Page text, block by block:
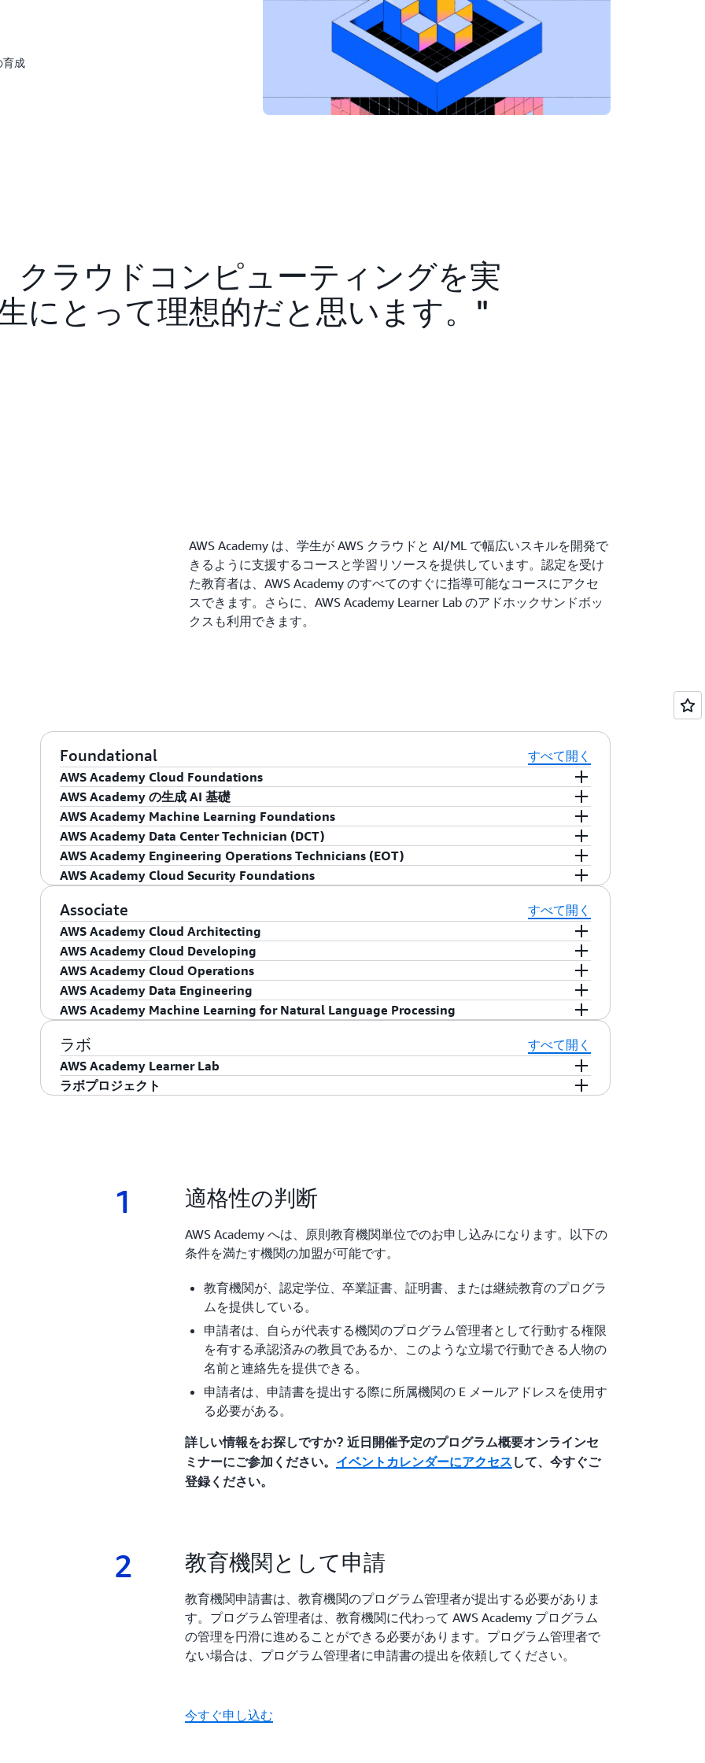
育成
クラウドコンピューティングを実
にとって理想的だと思います。
AWS Academy は、学生が AWS クラウドと AI/ML で幅広いスキルを開発で
きるように支援するコースと学習リソースを提供しています。認定を受け
た教育者は、AWS Academy のすべてのすぐに指導可能なコースにアクセ
スできます。さらに、AWS Academy Learner Lab のアドホックサンドボッ
クスも利用できます。
Foundational
すべて開く
AWS Academy Cloud Foundations
この初級コースは、クラウドコンピューティングの概念を具体的な技術的役割ではなく全体的
に理解したい学生を対象としています。クラウドコンセプト、AWS のコアサービス、セキュ
リティ、アーキテクチャ、料金、およびサポートの概要を詳しくご説明します。
AWS Academy の生成 AI 基礎
AWS Academy の生成 AI 基礎コースでは、特に生成 AI テクノロジーに重点を置いた人工知能
入門コースを提供しています。カリキュラムでは、AI と機械学習 (ML) の幅広い基礎知識を提
供しながら、生成 AI の概念とクラウドコンピューティングにおけるその応用についてさらに
深く掘り下げています。
学生は、AWS クラウドのコンテキストにおける生成 AI の基本的な概念、機能、原則、ユース
ケース、関連する AWS サービスとツールについて学びます。
AWS Academy Machine Learning Foundations
この入門コースでは、人工知能 (AI) と機械学習 (ML) の概念と関連用語を概説します。このコ
ースを修了すると、学生はビジネス上の問題を解決するための ML サービスを選択して適用で
きるようになります。また、カスタム ML モデルのラベル付け、構築、トレーニング、および
デプロイを行うこともできるようになります。このコースには、講義やハンズオンラボ、およ
びプロジェクト作業を通じて配信される約 20 時間のコンテンツが含まれています。
AWS Academy Data Center Technician (DCT)
このコースは、学生がデータセンター運用の技術的専門知識を身につけることを目的に設計さ
れています。このコースは基礎的なコースですが、学生は機械工学と電気工学の概念に関する
一般的な知識を持っている必要があります。
AWS Academy Engineering Operations Technicians (EOT)
このコースでは、データセンター環境におけるエンジニアリングオペレーションテクニシャン
のロールに必要な、基本的な概念とスキルの概要を学びます。学生は、データセンターの基
礎、データセンターの物理インフラストラクチャ、電気の基礎、データセンターのバッテリー
と発電機などのトピックについて学びます。
AWS Academy Cloud Security Foundations
このコースは、学生がクラウドコンピューティングのためのサイバーセキュリティの原則とサ
ービスに関する基礎知識を、ガイド付きのハンズオンアプローチで習得できるように設計され
ています。このコースには、デモンストレーション、インストラクションガイド、および実際
のシナリオが含まれています。
Associate
すべて開く
AWS Academy Cloud Architecting
この中級レベルのコースでは、AWS で IT インフラストラクチャを構築するための基礎を学
び、学生が AWS Certified Solutions Architect – Associate 認定を取得するために必要なスキル
を習得するのに役立ちます。このコースには、講義やハンズオンラボ、およびプロジェクト作
業を通じて配信される約 40 時間のコンテンツが含まれています。
このコースを受講する前に、
または同等のコースを受講す
ることをお勧めします。
AWS Academy Cloud Developing
この中級レベルのコースは、クラウドテクノロジーを使用する開発において学生が技術的専門
知識を身につけるのに役立ちます。また、AWS 認定デベロッパー – アソシエイト認定試験の
準備にも役立ちます。完了すると、学生は AWS SDK を使用して開発を行い、AWS クラウドで
アプリケーションを構築およびデプロイするためのベストプラクティスを特定することができ
ます。このコースには、講義やハンズオンラボで配信される約 40 時間のコンテンツが含まれ
ています。
AWS Academy Cloud Operations
この中級レベルのコースでは、エントリレベルで DevOps、サポート、クラウド運用の各ロー
ルを追求する準備ができます。また、AWS 認定 SysOps アドミニストレーター – アソシエイト
試験の準備にも役立ちます。導入事例、デモンストレーション、および実践的なアクティビテ
ィを通じて、学生はさまざまなシナリオのトラブルシューティング方法、および AWS へのネ
ットワークとシステムのデプロイを自動化する方法について学習します。このコースには、講
義やハンズオンラボで配信される約 40 時間のコンテンツが含まれています。
AWS Academy Data Engineering
AWS Academy Data Engineering は、分析や機械学習アプリケーションで使用するデータの収
集、保存、準備、分析、可視化に使用するタスク、ツール、戦略について学生が学び、ハンズ
オンで練習できるように設計されています。このコースでは、実世界のアプリケーションのユ
ースケースを調査し、特定のアプリケーションのデータパイプラインを構築しながら、情報に
基づいた意思決定を行うことができるようになります。
AWS Academy Machine Learning for Natural Language Processing
この中級レベルのコースは、機械学習の知識を必要とするキャリアを目指す学生のために設計
されています。学生は、自然言語処理 (NLP) の用語を説明したり、ビジネスにおける NLP の
使用方法を特定したり、NLP による問題、タスク、ソリューションの範囲を示したりする方法
を学習します。
ラボ
すべて開く
AWS Academy Learner Lab
教育者が独自の課題を持ち込み、選択した AWS のサービスの使用経験を学生に提供できる、
独自のプロジェクトを割り当てる
生徒の作業場を見る
100 を超える AWS のサービスへのアクセスを含みます
Getting started with AWS Academy コースを修了したすべての AWS Academy 教育者が利用
ラボプロジェクト
ンスなしで構築することを課題としています。パイプラインは AWS Well-Architected フレー
ムワークの原則を反映し、データを取り込み、変換、分析、視覚化して、企業が情報に基づい
た意思決定を行うための有意義なインサイトを生成できるものである必要があります。課題の
特定のセクションは、学生が学習プロセスを通じて習得したスキルを問うことを目的としてい
AWS Academy Cloud Web Application Builder
このプロジェクトでは、学生たちが AWS のサービスを使用して、データベースベースのウェ
ブアプリケーションを設計し、ステップバイステップのガイダンスなしに、AWS クラウドに
デプロイすることを課題としています。アーキテクチャは AWS Well-Architected フレームワ
ークの原則を反映し、高可用性、スケーラブル、高パフォーマンス、セキュアである必要があ
ります。課題の特定のセクションは、学生が学習プロセスを通じて習得したスキルを問うこと
AWS Academy Cloud Security Builder
このラボプロジェクトでは、学生に、AWS サービスを利用して AWS クラウド内のさまざまな
生が学習プロセスを通じて習得したスキルを問うことを目的としています。
AWS Academy Microservices and CICD Pipeline Builder
このプロジェクトでは、学生に、AWS サービスを利用してマイクロサービスと継続的インテ
グレーションおよび継続的開発 (CI/CD) ソリューションを設計および構築するという課題が与
えられます。まず、学生は、モノリスアプリケーションを機能と API エンドポイントに基づい
ーネントを個別にスケールできるようになります。課題の特定のセクションは、学生が学習プ
1 1.
適格性の判断
AWS Academy へは、原則教育機関単位でのお申し込みになります。以下の
条件を満たす機関の加盟が可能です。
教育機関が、認定学位、卒業証書、証明書、または継続教育のプログラ
ムを提供している。
申請者は、自らが代表する機関のプログラム管理者として行動する権限
を有する承認済みの教員であるか、このような立場で行動できる人物の
名前と連絡先を提供できる。
申請者は、申請書を提出する際に所属機関の E メールアドレスを使用す
る必要がある。
詳しい情報をお探しですか? 近日開催予定のプログラム概要オンラインセ
ミナーにご参加ください。 イベントカレンダーにアクセス して、今すぐご
登録ください。
2 2.
教育機関として申請
教育機関申請書は、教育機関のプログラム管理者が提出する必要がありま
す。プログラム管理者は、教育機関に代わって AWS Academy プログラム
の管理を円滑に進めることができる必要があります。プログラム管理者で
ない場合は、プログラム管理者に申請書の提出を依頼してください。
今すぐ申し込む